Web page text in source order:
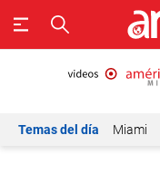
Temas del día Miami